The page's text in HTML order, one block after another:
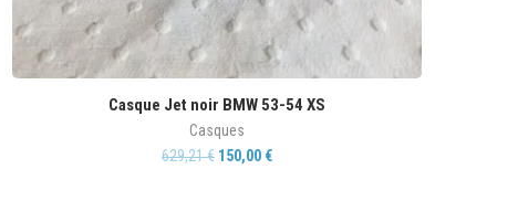
Casque Jet noir BMW 53-54 XS
Casques
629,21€ 150,00 €